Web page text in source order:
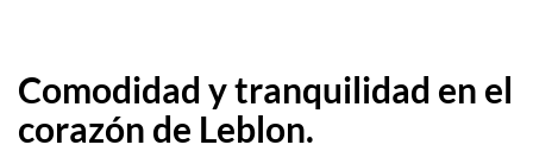
Comodidad y tranquilidad en el
corazón de Leblon.